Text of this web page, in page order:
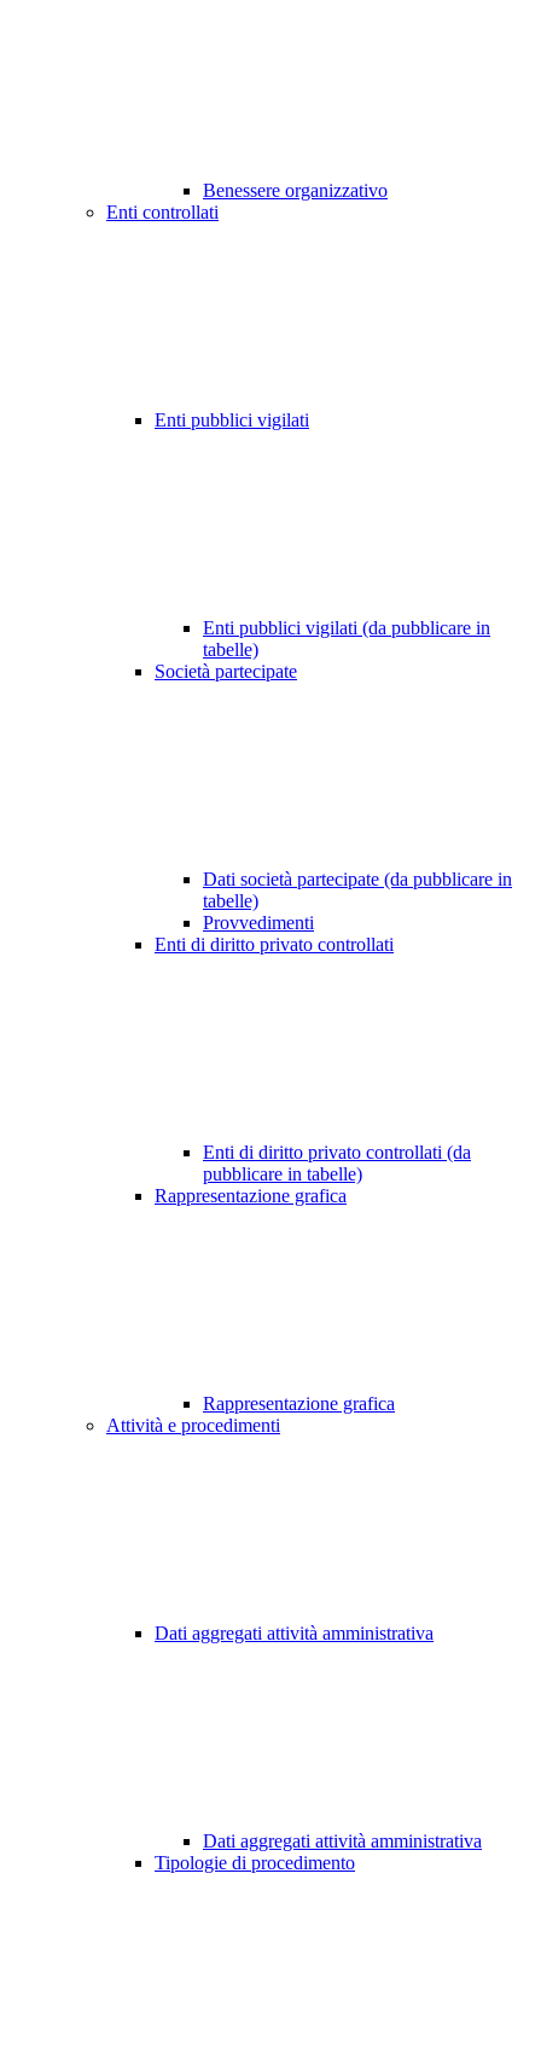
Benessere organizzativo
Enti controllati
Enti pubblici vigilati
Enti pubblici vigilati (da pubblicare in
tabelle)
Società partecipate
Dati società partecipate (da pubblicare in
tabelle)
Provvedimenti
Enti di diritto privato controllati
Enti di diritto privato controllati (da
pubblicare in tabelle)
Rappresentazione grafica
Rappresentazione grafica
Attività e procedimenti
Dati aggregati attività amministrativa
Dati aggregati attività amministrativa
Tipologie di procedimento